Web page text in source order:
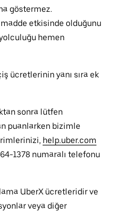
göstermez.
etkisinde olduğunu
hemen
ücretlerinin yanı sıra ek
sonra lütfen
puanlarken bizimle
help.uber.com
1378 numaralı telefonu
UberX ücretleridir ve
veya diğer